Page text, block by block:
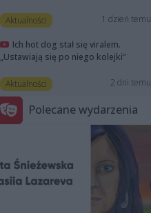
Aktualności 1 dzień temu
Ich hot dog stał się viralem.
„Ustawiają się po niego kolejki”
Aktualności 2 dni temu
Polecane wydarzenia